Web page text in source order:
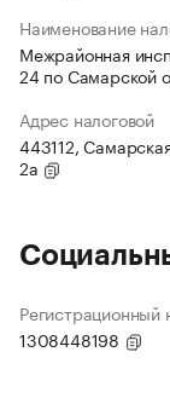
Наименование
Межрайонная
24 по Самарской
Адрес налоговой
443112,
2а
1308448198